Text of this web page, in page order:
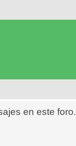
en este foro.